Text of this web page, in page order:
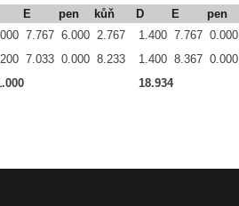
E pen kůň D E pen
7.767 6.000 2.767 1.400 7.767 0.000
7.033 0.000 8.233 1.400 8.367 0.000
18.934